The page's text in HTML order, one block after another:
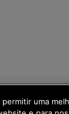
uma